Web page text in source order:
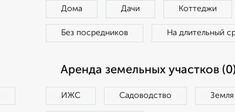
Дома Дачи Коттеджи
Без посредников На длительный
Аренда земельных участков (0)
ИЖС Садоводство Земля